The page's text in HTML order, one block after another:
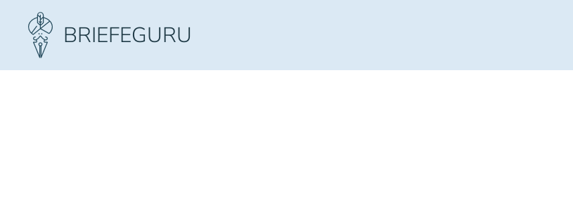
Zum Hauptinhalt springen